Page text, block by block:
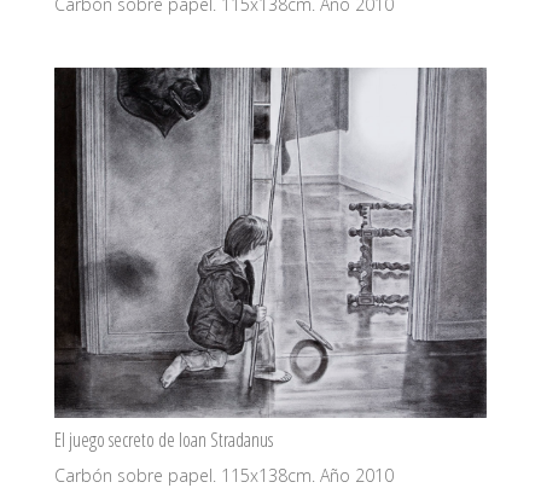
El juego secreto de Ioan Stradanus
Carbón sobre papel. 115x138cm. Año 2010